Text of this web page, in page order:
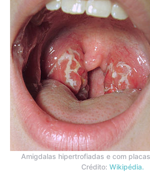
Amigdalas hipertrofiadas e com
Crédito: Wikipédia.